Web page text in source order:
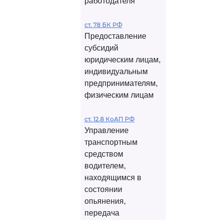
ст. 78 БК РФ
Предоставление
субсидий
юридическим лицам,
индивидуальным
предпринимателям,
физическим лицам
ст. 12.8 КоАП РФ
Управление
транспортным
средством
водителем,
находящимся в
состоянии
опьянения,
передача